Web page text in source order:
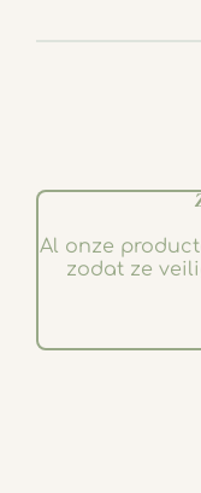
Al onze
zodat ze